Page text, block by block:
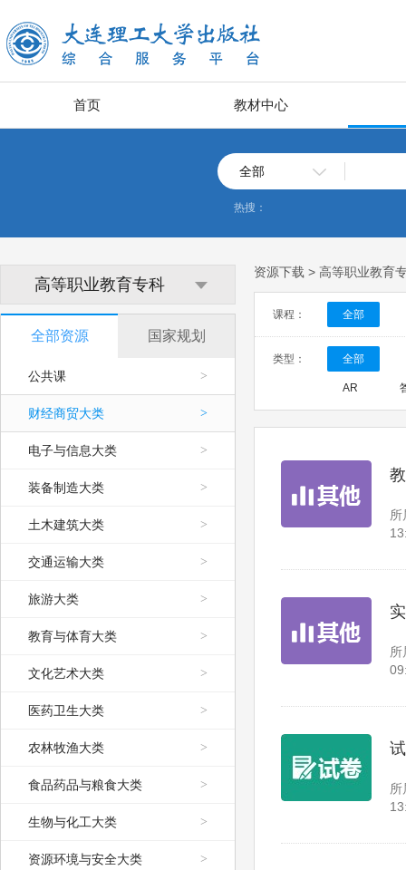
首页 教材中心
全部
热搜：
高等职业教育专科
全部资源
公共课 >
财经商贸大类 >
电子与信息大类 >
装备制造大类 >
土木建筑大类 >
交通运输大类 >
旅游大类 >
教育与体育大类 >
文化艺术大类 >
医药卫生大类 >
农林牧渔大类 >
食品药品与粮食大类 >
生物与化工大类 >
资源环境与安全大类 >
国家规划
资源下载 > 高等职业教育
课程： 全部
类型： 全部
AR
所
所
所